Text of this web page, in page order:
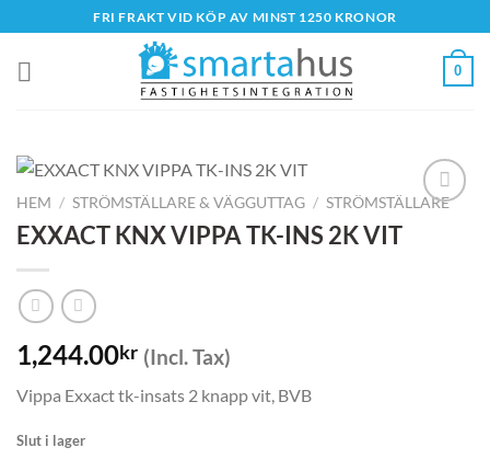
to
content
FRI FRAKT VID KÖP AV MINST 1250 KRONOR
0
HEM / STRÖMSTÄLLARE & VÄGGUTTAG / STRÖMSTÄLLARE
EXXACT KNX VIPPA TK-INS 2K VIT
1,244.00kr (Incl. Tax)
Vippa Exxact tk-insats 2 knapp vit, BVB
Slut i lager